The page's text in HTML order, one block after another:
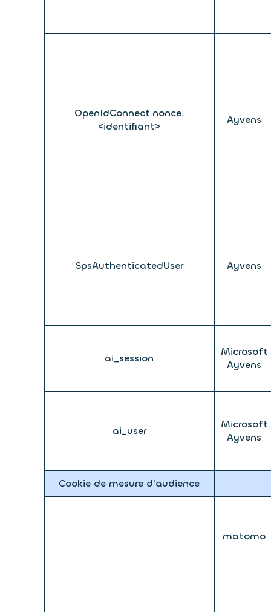
OpenIdConnect.nonce.
<identifiant>
Ayvens
SpsAuthenticatedUser Ayvens
ai_session
Microsoft
Ayvens
ai_user
Microsoft
Ayvens
Cookie de mesure d'audience
matomo